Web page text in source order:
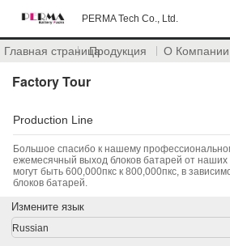
PERMA Tech Co., Ltd.
Главная страницаПродукция О Компании
Factory Tour
Production Line
Большое спасибо к нашему
ежемесячный выход блоков батарей от наших
могут быть 600,000пкс к 800,000пкс, в
блоков батарей.
Измените язык
Russian